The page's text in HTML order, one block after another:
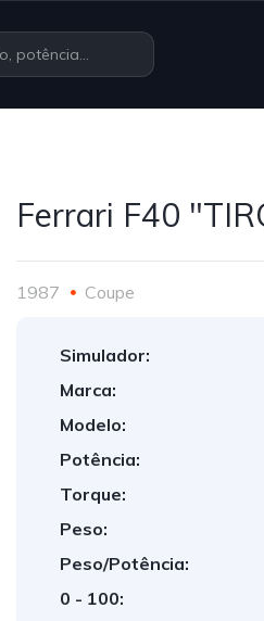
Ferrari F40
1987 Coupe
Simulador:
Marca:
Modelo:
Potência:
Torque:
Peso:
Peso/Potência:
0 - 100: